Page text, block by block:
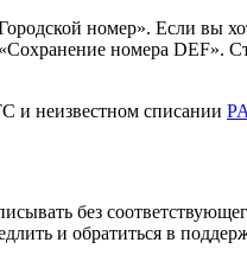
номер». Если вы
номера DEF».
и неизвестном списании
без
и обратиться в